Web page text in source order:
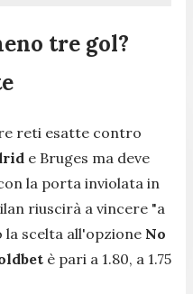
tre gol?
reti esatte contro
e Bruges ma deve
la porta inviolata in
riuscirà a vincere "a
scelta all'opzione No
è pari a 1.80, a 1.75